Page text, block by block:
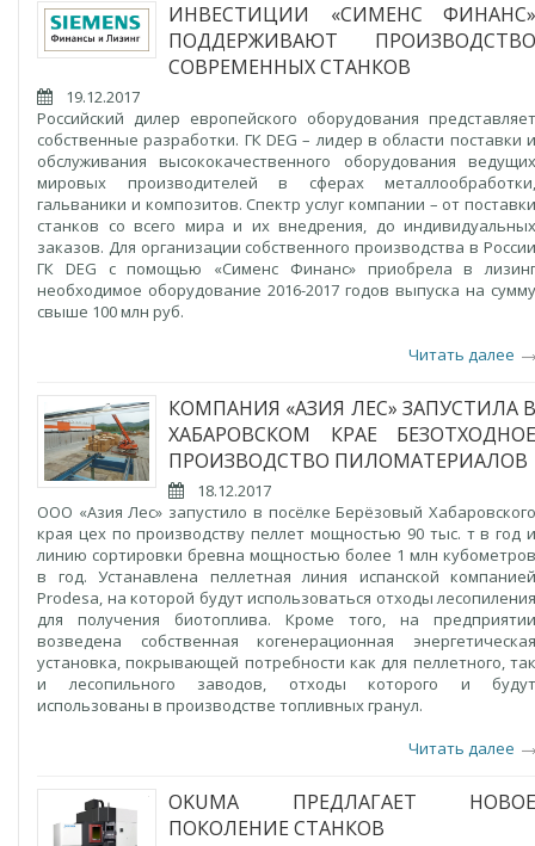
ИНВЕСТИЦИИ «СИМЕНС ФИНАНС»
ПОДДЕРЖИВАЮТ ПРОИЗВОДСТВО
СОВРЕМЕННЫХ СТАНКОВ
19.12.2017
Российский дилер европейского оборудования представляет
собственные разработки. ГК DEG – лидер в области поставки и
обслуживания высококачественного оборудования ведущих
мировых производителей в сферах металлообработки,
гальваники и композитов. Спектр услуг компании – от поставки
станков со всего мира и их внедрения, до индивидуальных
заказов. Для организации собственного производства в России
ГК DEG с помощью «Сименс Финанс» приобрела в лизинг
необходимое оборудование 2016-2017 годов выпуска на сумму
свыше 100 млн руб.
Читать далее
КОМПАНИЯ «АЗИЯ ЛЕС» ЗАПУСТИЛА В
ХАБАРОВСКОМ КРАЕ БЕЗОТХОДНОЕ
ПРОИЗВОДСТВО ПИЛОМАТЕРИАЛОВ
18.12.2017
ООО «Азия Лес» запустило в посёлке Берёзовый Хабаровского
края цех по производству пеллет мощностью 90 тыс. т в год и
линию сортировки бревна мощностью более 1 млн кубометров
в год. Устанавлена пеллетная линия испанской компанией
Prodesa, на которой будут использоваться отходы лесопиления
для получения биотоплива. Кроме того, на предприятии
возведена собственная когенерационная энергетическая
установка, покрывающей потребности как для пеллетного, так
и лесопильного заводов, отходы которого и будут
использованы в производстве топливных гранул.
Читать далее
OKUMA ПРЕДЛАГАЕТ НОВОЕ
ПОКОЛЕНИЕ СТАНКОВ